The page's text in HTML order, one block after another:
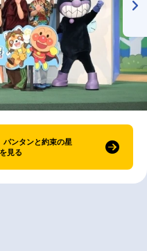
ンタンと約束の星
見る